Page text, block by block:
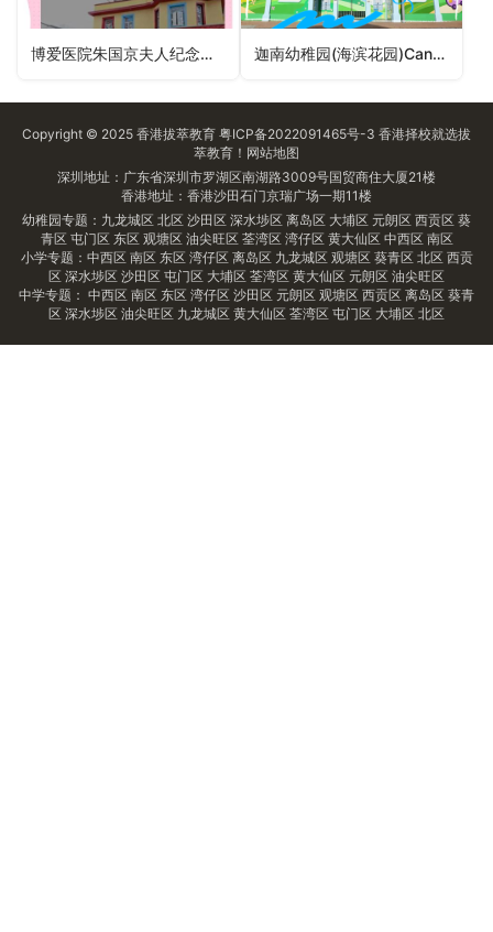
博爱医院朱国京夫人纪念幼稚园POH Mrs Chu Kwok King Memorial Kindergarten（元朗区幼稚园） 迦南幼稚园(海滨花园)Cannan Kindergarten (Riviera Garden)（荃湾区幼稚园）
Copyright © 2025 香港拔萃教育 粤ICP备2022091465号-3 香港择校就选拔
萃教育！ 网站地图
深圳地址：广东省深圳市罗湖区南湖路3009号国贸商住大厦21楼
香港地址：香港沙田石门京瑞广场一期11楼
幼稚园专题： 九龙城区 北区 沙田区 深水埗区 离岛区 大埔区 元朗区 西贡区 葵
青区 屯门区 东区 观塘区 油尖旺区 荃湾区 湾仔区 黄大仙区 中西区 南区
小学专题： 中西区 南区 东区 湾仔区 离岛区 九龙城区 观塘区 葵青区 北区 西贡
区 深水埗区 沙田区 屯门区 大埔区 荃湾区 黄大仙区 元朗区 油尖旺区
中学专题： 中西区 南区 东区 湾仔区 沙田区 元朗区 观塘区 西贡区 离岛区 葵青
区 深水埗区 油尖旺区 九龙城区 黄大仙区 荃湾区 屯门区 大埔区 北区